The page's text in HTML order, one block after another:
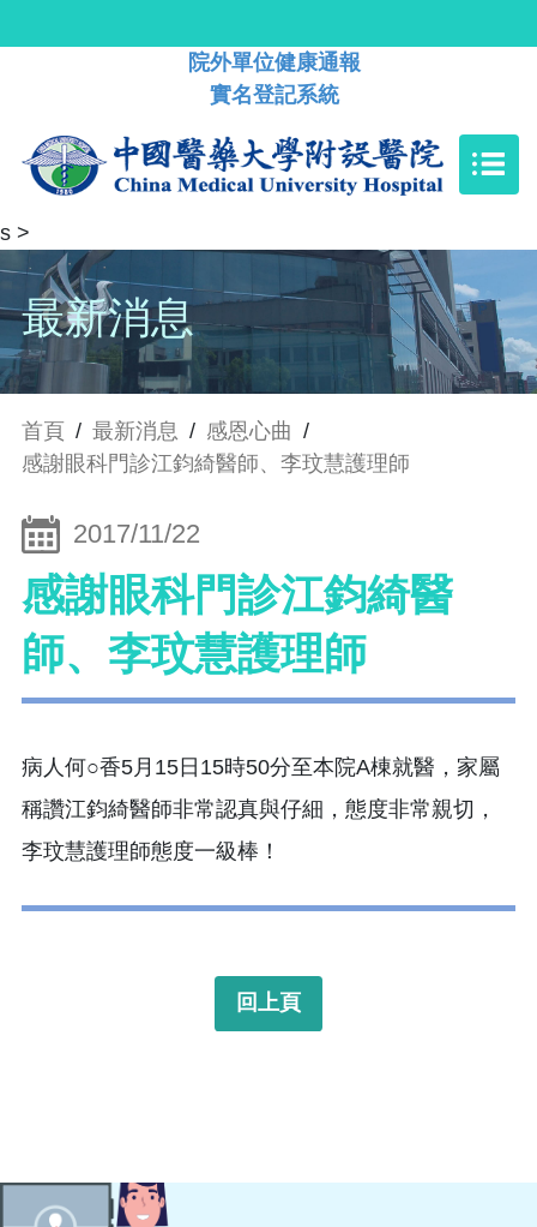
院外單位健康通報
實名登記系統
s >
最新消息
首頁 / 最新消息 / 感恩心曲 /
感謝眼科門診江鈞綺醫師、李玟慧護理師
2017/11/22
感謝眼科門診江鈞綺醫
師、李玟慧護理師
病人何○香5月15日15時50分至本院A棟就醫，家屬
稱讚江鈞綺醫師非常認真與仔細，態度非常親切，
李玟慧護理師態度一級棒！
回上頁